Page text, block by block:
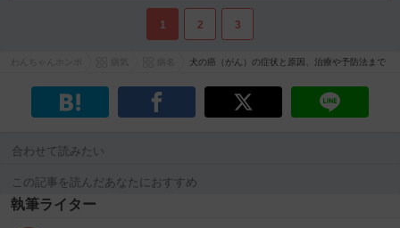
1 2 3
病気 犬の癌（がん）の症状と原因、治療や予防法まで
合わせて読みたい
この記事を読んだあなたにおすすめ
執筆ライター